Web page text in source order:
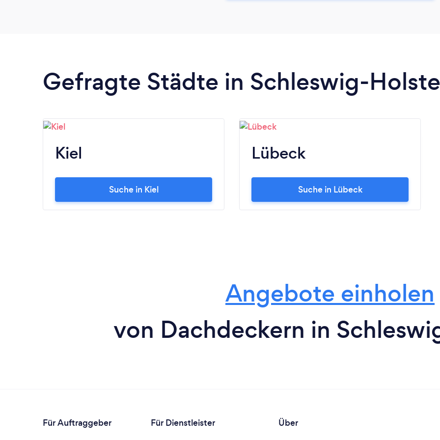
Gefragte Städte in Schleswig-
Kiel
Suche in Kiel
Lübeck
Suche in Lübeck
Angebote einholen
von Dachdeckern in
Für Auftraggeber Für Dienstleister Über